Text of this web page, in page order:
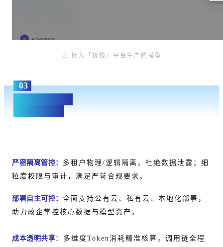
△ 接入 「极栈」 平台生产的模型
03
严密隔离管控： 多租户物理/逻辑隔离，杜绝数据泄露；细
粒度权限与审计，满足严苛合规要求。
部署自主可控：全面支持公有云、私有云、本地化部署，
助力政企掌控核心数据与模型资产。
成本透明共享：多维度Token消耗精准核算，调用链全程